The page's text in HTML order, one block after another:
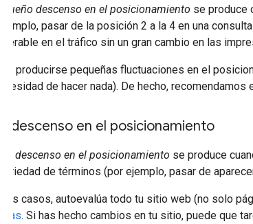
descenso en el posicionamiento se produce
ejemplo, pasar de la posición 2 a la 4 en una
en el tráfico sin un gran cambio en las
producirse pequeñas fluctuaciones en el
de hacer nada). De hecho,
descenso en el posicionamiento
descenso en el posicionamiento se produce
variedad de términos (por ejemplo, pasar de
casos, autoevalúa todo tu sitio web (no solo
. Si has hecho cambios en tu sitio, puede que